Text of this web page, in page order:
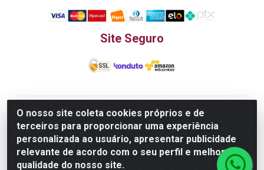
O nosso site coleta cookies próprios e de
terceiros para proporcionar uma experiência
personalizada ao usuário, apresentar publicidade
relevante de acordo com o seu perfil e melhorar a
qualidade do nosso site.
Site Seguro
Edn Utilidades Domésticas Importação e Exportação
LTDA - R. Edmundo Pinto da Cunha, LT APM 06, N 133 -
Res. Luiza Monteiro, Trindade - GO, 75385-000 - CNPJ
20.758.851.0045/26